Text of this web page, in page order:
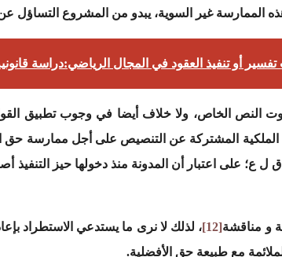
الممارسة غير السوية، يبدو من المشروع التساؤل عن
تفسير أو تنفيذ العقود في المجال الرياضي:دراسة
الخاص، ولا خلاف أيضا في وجوب تطبيق
ح ع و ليس إلى مقتضيات الفصلين 974 و 976 ق ل ع؛ على اعتبار أن المدونة منذ
و مناقشة[12]
، لذلك لا نرى ما يستدعي الاستطراد
مع طبيعة حق الأفضلية.